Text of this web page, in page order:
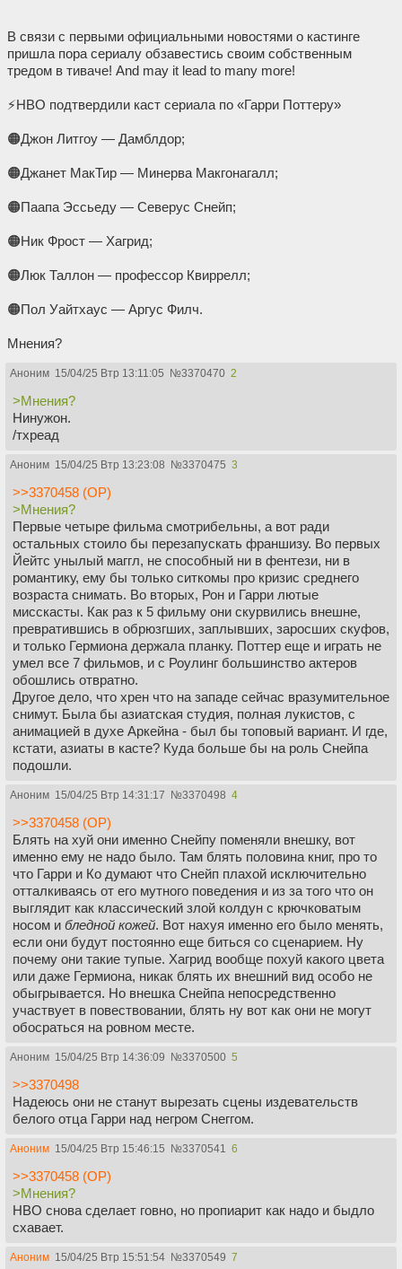
В связи с первыми официальными новостями о кастинге
пришла пора сериалу обзавестись своим собственным
тредом в тиваче! And may it lead to many more!
⚡️HBO подтвердили каст сериала по «Гарри Поттеру»
🟠Джон Литгоу — Дамблдор;
🟠Джанет МакТир — Минерва Макгонагалл;
🟠Паапа Эссьеду — Северус Снейп;
🟠Ник Фрост — Хагрид;
🟠Люк Таллон — профессор Квиррелл;
🟠Пол Уайтхаус — Аргус Филч.
Мнения?
Аноним 15/04/25 Втр 13:11:05 №3370470 2
>Мнения?
Нинужон.
/тхреад
Аноним 15/04/25 Втр 13:23:08 №3370475 3
>>3370458 (OP)
>Мнения?
Первые четыре фильма смотрибельны, а вот ради
остальных стоило бы перезапускать франшизу. Во первых
Йейтс унылый маггл, не способный ни в фентези, ни в
романтику, ему бы только ситкомы про кризис среднего
возраста снимать. Во вторых, Рон и Гарри лютые
мисскасты. Как раз к 5 фильму они скурвились внешне,
превратившись в обрюзгших, заплывших, заросших скуфов,
и только Гермиона держала планку. Поттер еще и играть не
умел все 7 фильмов, и с Роулинг большинство актеров
обошлись отвратно.
Другое дело, что хрен что на западе сейчас вразумительное
снимут. Была бы азиатская студия, полная лукистов, с
анимацией в духе Аркейна - был бы топовый вариант. И где,
кстати, азиаты в касте? Куда больше бы на роль Снейпа
подошли.
Аноним 15/04/25 Втр 14:31:17 №3370498 4
>>3370458 (OP)
Блять на хуй они именно Снейпу поменяли внешку, вот
именно ему не надо было. Там блять половина книг, про то
что Гарри и Ко думают что Снейп плахой исключительно
отталкиваясь от его мутного поведения и из за того что он
выглядит как классический злой колдун с крючковатым
носом и бледной кожей. Вот нахуя именно его было менять,
если они будут постоянно еще биться со сценарием. Ну
почему они такие тупые. Хагрид вообще похуй какого цвета
или даже Гермиона, никак блять их внешний вид особо не
обыгрывается. Но внешка Снейпа непосредственно
участвует в повествовании, блять ну вот как они не могут
обосраться на ровном месте.
Аноним 15/04/25 Втр 14:36:09 №3370500 5
>>3370498
Надеюсь они не станут вырезать сцены издевательств
белого отца Гарри над негром Снеггом.
Аноним 15/04/25 Втр 15:46:15 №3370541 6
>>3370458 (OP)
>Мнения?
НВО снова сделает говно, но пропиарит как надо и быдло
схавает.
Аноним 15/04/25 Втр 15:51:54 №3370549 7